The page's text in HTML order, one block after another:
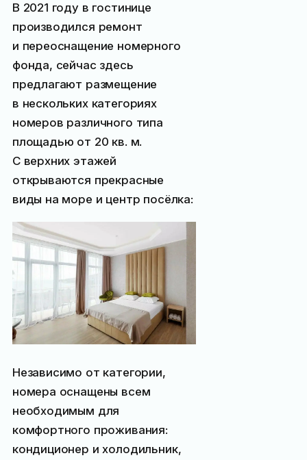
В 2021 году в гостинице
производился ремонт
и переоснащение номерного
фонда, сейчас здесь
предлагают размещение
в нескольких категориях
номеров различного типа
площадью от 20 кв. м.
С верхних этажей
открываются прекрасные
виды на море и центр посёлка:
Независимо от категории,
номера оснащены всем
необходимым для
комфортного проживания:
кондиционер и холодильник,